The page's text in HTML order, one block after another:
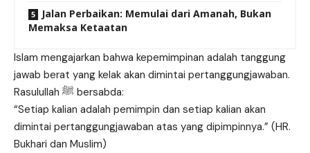
Jalan Perbaikan: Memulai dari Amanah, Bukan
Memaksa Ketaatan
Islam mengajarkan bahwa kepemimpinan adalah tanggung
jawab berat yang kelak akan dimintai pertanggungjawaban.
Rasulullah ﷺ bersabda:
“Setiap kalian adalah pemimpin dan setiap kalian akan
dimintai pertanggungjawaban atas yang dipimpinnya.” (HR.
Bukhari dan Muslim)